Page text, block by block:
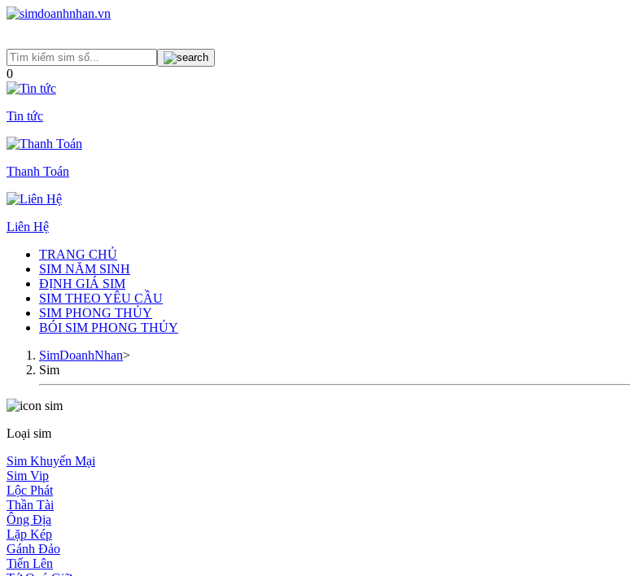
0
Tin tức
Thanh Toán
Liên Hệ
TRANG CHỦ
SIM NĂM SINH
ĐỊNH GIÁ SIM
SIM THEO YÊU CẦU
SIM PHONG THỦY
BÓI SIM PHONG THỦY
SimDoanhNhan>
Sim
Loại sim
Sim Khuyến Mại
Sim Vip
Lộc Phát
Thần Tài
Ông Địa
Lặp Kép
Gánh Đảo
Tiến Lên